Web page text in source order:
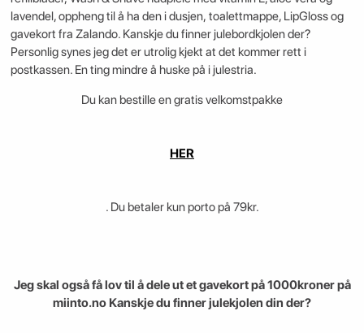
lavendel, oppheng til å ha den i dusjen, toalettmappe, LipGloss og
gavekort fra Zalando. Kanskje du finner julebordkjolen der?
Personlig synes jeg det er utrolig kjekt at det kommer rett i
postkassen. En ting mindre å huske på i julestria.
Du kan bestille en gratis velkomstpakke
HER
. Du betaler kun porto på 79kr.
Jeg skal også få lov til å dele ut et gavekort på 1000kroner på
miinto.no Kanskje du finner julekjolen din der?